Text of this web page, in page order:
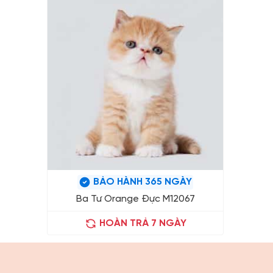
BẢO HÀNH 365 NGÀY
Ba Tư Orange Đực M12067
HOÀN TRẢ 7 NGÀY